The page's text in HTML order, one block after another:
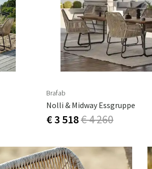
Brafab
Nolli & Midway Essgruppe
€ 3 518€ 4 260